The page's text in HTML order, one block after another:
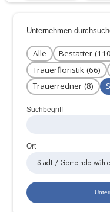
Unternehmen
Alle Bestatter
Trauerfloristik (66)
Trauerredner (8)
Suchbegriff
Ort
Stadt / Gemeinde